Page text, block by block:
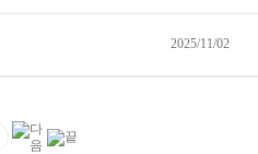
2025/11/02